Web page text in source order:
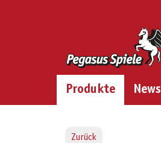
Produkte News
Zurück